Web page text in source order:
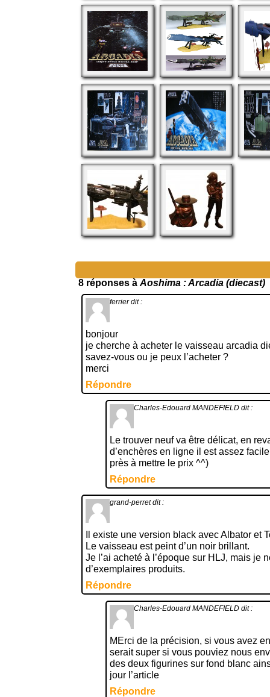
8 réponses à Aoshima : Arcadia (diecast)
ferrier dit :
bonjour
je cherche à acheter le vaisseau arcadia
savez-vous ou je peux l’acheter ?
merci
Répondre
Charles-Edouard MANDEFIELD dit :
Le trouver neuf va être délicat, en
d’enchères en ligne il est assez
près à mettre le prix ^^)
Répondre
grand-perret dit :
Il existe une version black avec Albator et
Le vaisseau est peint d’un noir brillant.
Je l’ai acheté à l’époque sur HLJ, mais je
d’exemplaires produits.
Répondre
Charles-Edouard MANDEFIELD dit :
MErci de la précision, si vous avez
serait super si vous pouviez nous
des deux figurines sur fond blanc
jour l’article
Répondre